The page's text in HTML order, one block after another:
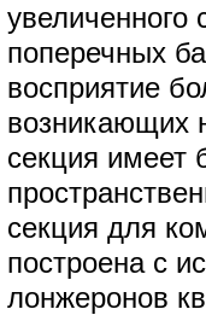
увеличенного
поперечных
восприятие
возникающих
секция имеет
секция для
построена с
лонжеронов